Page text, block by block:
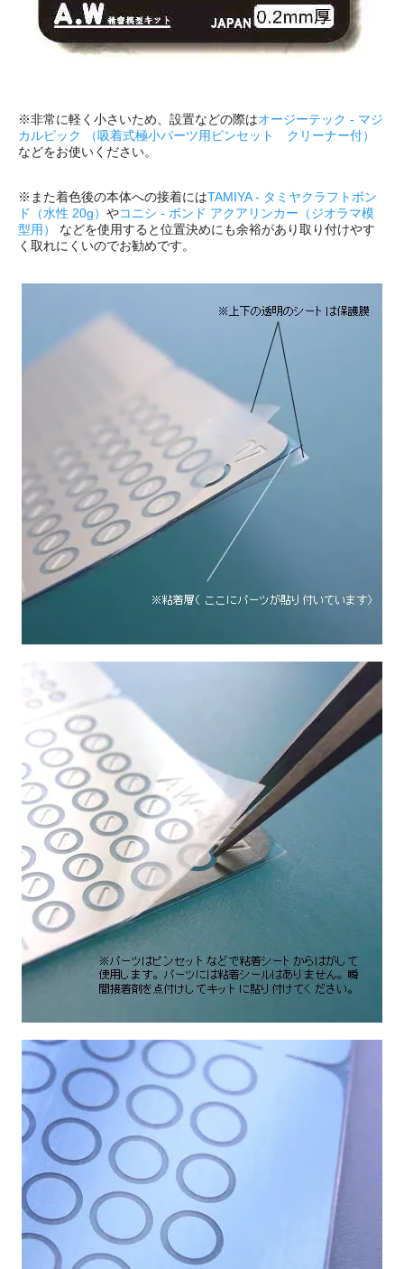
※非常に軽く小さいため、設置などの際はオージーテック - マジ
カルピック （吸着式極小パーツ用ピンセット クリーナー付）
などをお使いください。
※また着色後の本体への接着にはTAMIYA - タミヤクラフトボン
ド（水性 20g） やコニシ - ボンド アクアリンカー（ジオラマ模
型用）
などを使用すると位置決めにも余裕があり取り付けやす
く取れにくいのでお勧めです。